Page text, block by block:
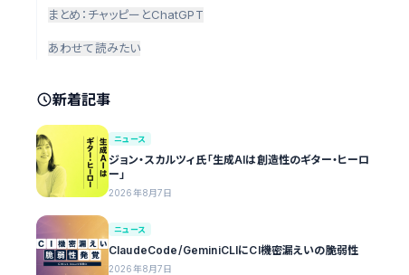
まとめ：チャッピーとChatGPT
あわせて読みたい
新着記事
ニュース
ジョン・スカルツィ氏「生成AIは創造性のギター・ヒーロ
ー」
2026年8月7日
ニュース
ClaudeCode/GeminiCLIにCI機密漏えいの脆弱性
2026年8月7日